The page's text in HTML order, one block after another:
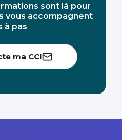
sont là pour
vous accompagnent
à pas
ma CCI